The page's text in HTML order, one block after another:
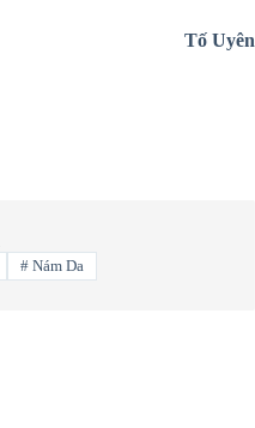
Tố Uyên
# Nám Da